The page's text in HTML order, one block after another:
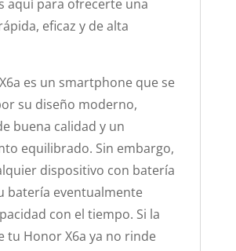
aquí para ofrecerte una
eficaz y de alta
es un smartphone que se
su diseño moderno,
buena calidad y un
equilibrado. Sin embargo,
dispositivo con batería
batería eventualmente
con el tiempo. Si la
tu Honor X6a ya no rinde